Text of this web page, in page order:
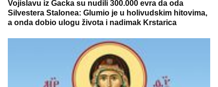
Vojislavu iz Gacka su nudili 300.000 evra da oda
Silvestera Stalonea: Glumio je u holivudskim hitovima,
a onda dobio ulogu života i nadimak Krstarica